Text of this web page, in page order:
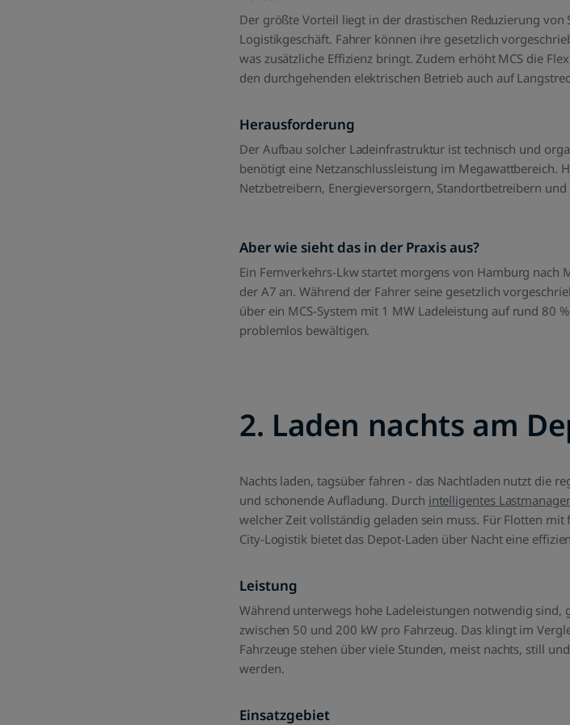
Der größte Vorteil liegt in der drastischen Reduzierung
Logistikgeschäft. Fahrer können ihre gesetzlich
was zusätzliche Effizienz bringt. Zudem erhöht MCS die
den durchgehenden elektrischen Betrieb auch auf
Herausforderung
Der Aufbau solcher Ladeinfrastruktur ist technisch und
benötigt eine Netzanschlussleistung im Megawattbereich.
Netzbetreibern, Energieversorgern, Standortbetreibern
Aber wie sieht das in der Praxis aus?
Ein Fernverkehrs-Lkw startet morgens von Hamburg nach
der A7 an. Während der Fahrer seine gesetzlich
über ein MCS-System mit 1 MW Ladeleistung auf rund 80
problemlos bewältigen.
2. Laden nachts am
Nachts laden, tagsüber fahren - das Nachtladen nutzt die
und schonende Aufladung. Durch intelligentes
welcher Zeit vollständig geladen sein muss. Für Flotten
City-Logistik bietet das Depot-Laden über Nacht eine
Leistung
Während unterwegs hohe Ladeleistungen notwendig
zwischen 50 und 200 kW pro Fahrzeug. Das klingt im
Fahrzeuge stehen über viele Stunden, meist nachts, still
werden.
Einsatzgebiet